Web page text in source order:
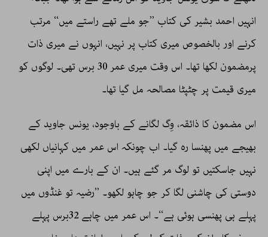
انہیں احمد بشیر کی کتاب ’’جو ملے تھے راستے میں‘‘ مرتب
کرنے اور بالخصوص میری کتاب پر نہیں، انہوں نے میری ذات
پرمضمون لکھا تھا۔ اس وقت میری عمر 30 برس تھی۔ لوگوں کو
میری قیمت پر چٹپٹا مصالحہ مل گیا تھا۔
اس مضمون کا ذائقہ، وِگ لگانے کے باوجود، یونس جاوید کے
بھیجے میں پھنسا رہ گیا۔ اب چونکہ اس عمر میں کہانیاں لکھی
نہیں جاسکتیں تو لوگ مر گئے ہیں۔ ان کے بارے میں اپنی
دوستی کی چاشنی لگا کر جو چاہو لکھو۔ ’’رضیہ تو غنڈوں میں
پہلے ہی پھنسی ہوئی ہے‘‘۔ اس عمر میں چاہے 32برس پہلے